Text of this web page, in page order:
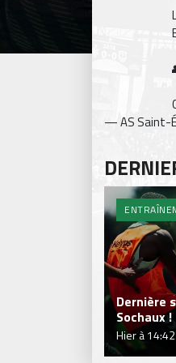
— AS Saint-
Dernière
Sochaux !
Hier à 14:42